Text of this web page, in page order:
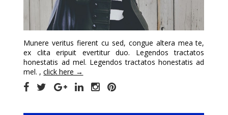
Munere veritus fierent cu sed, congue altera mea te,
ex clita eripuit evertitur duo. Legendos tractatos
honestatis ad mel. Legendos tractatos honestatis ad
mel. ,click here →